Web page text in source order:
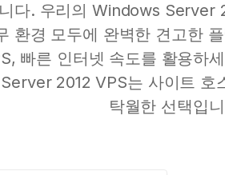
다. 우리의 Windows Server
환경 모두에 완벽한 견고한
빠른 인터넷 속도를 활용하
2012 VPS는 사이트 호
탁월한 선택입